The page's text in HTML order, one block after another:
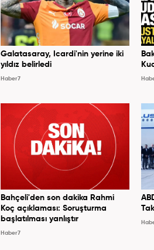
Galatasaray, Icardi'nin yerine iki
yıldız belirledi
Haber7
Bahçeli'den son dakika Rahmi
Koç açıklaması: Soruşturma
başlatılması yanlıştır
Haber7